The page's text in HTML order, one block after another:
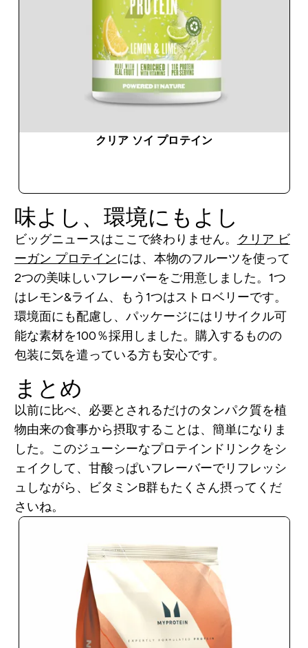
クリア ソイ プロテイン
味よし、環境にもよし
ビッグニュースはここで終わりません。
クリア ビ
ーガン プロテインには、本物のフルーツを使って
2つの美味しいフレーバーをご用意しました。1つ
はレモン&ライム、もう1つはストロベリーです。
環境面にも配慮し、パッケージにはリサイクル可
能な素材を100％採用しました。購入するものの
包装に気を遣っている方も安心です。
まとめ
以前に比べ、必要とされるだけのタンパク質を植
物由来の食事から摂取することは、簡単になりま
した。このジューシーなプロテインドリンクをシ
ェイクして、甘酸っぱいフレーバーでリフレッシ
ュしながら、ビタミンB群もたくさん摂ってくだ
さいね。